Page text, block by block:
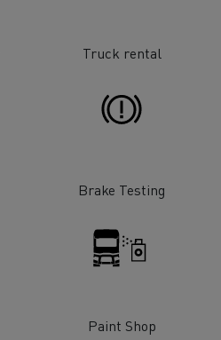
Truck rental
Brake Testing
Paint Shop